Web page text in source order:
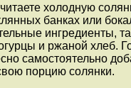
холодную
банках или
ингредиенты,
и ржаной хлеб.
самостоятельно
порцию солянки.